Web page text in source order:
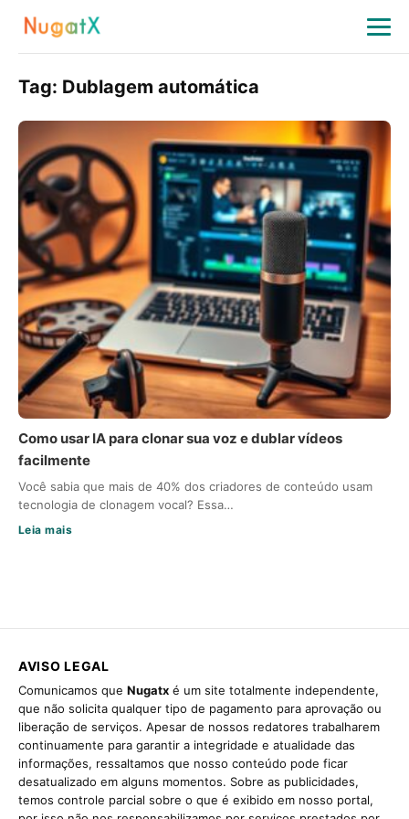
Tag: Dublagem automática
Como usar IA para clonar sua voz e dublar vídeos
facilmente
Você sabia que mais de 40% dos criadores de conteúdo usam
tecnologia de clonagem vocal? Essa…
Leia mais
AVISO LEGAL
Comunicamos que Nugatx é um site totalmente independente,
que não solicita qualquer tipo de pagamento para aprovação ou
liberação de serviços. Apesar de nossos redatores trabalharem
continuamente para garantir a integridade e atualidade das
informações, ressaltamos que nosso conteúdo pode ficar
desatualizado em alguns momentos. Sobre as publicidades,
temos controle parcial sobre o que é exibido em nosso portal,